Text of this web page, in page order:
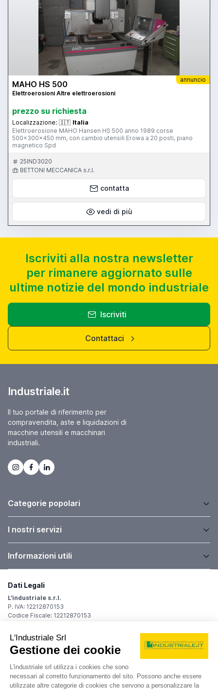
annuncio
MAHO HS 500
Elettroerosioni Altre elettroerosioni
prezzo su richiesta
Localizzazione: 🇮🇹 Italia
Elettroerosione MAHO Hansen HS 500 anno 1989 corse
500x300x450 mm, con cambio utensili Erowa a 20 posti, piano
magnetico Spd
25IND3020
BETTONI MECCANICA s.r.l.
contatta
vedi di più
Iscriviti alla nostra newsletter
per rimanere aggiornato sulle
ultime notizie del mondo industriale
Iscriviti
Contattaci
Industriale.it
Il tuo portale di riferimento per
compravendita, aste e liquidazioni di
macchine utensili e macchinari
industriali.
Categorie popolari
I nostri servizi
Informazioni utili
Dati Legali
L'industriale s.r.l.
P. IVA: 12212870153
Codice Fiscale: 12212870153
Sede Legale
Via Carlo Dolci, 32
20148 Milano (MI)
Italy
Registro Imprese